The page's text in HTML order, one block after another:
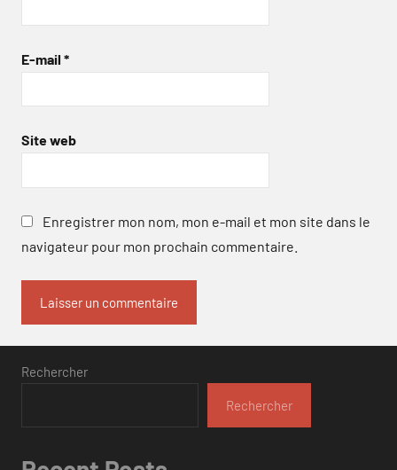
E-mail *
Site web
Enregistrer mon nom, mon e-mail et mon site dans le
navigateur pour mon prochain commentaire.
Rechercher
Rechercher